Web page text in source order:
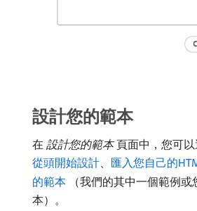
設計您的範本
在​ 設計您的範本頁面中，您可以
從頭開始設計
匯入您自己的
的範本 （我們的其中一個範例或
本）。